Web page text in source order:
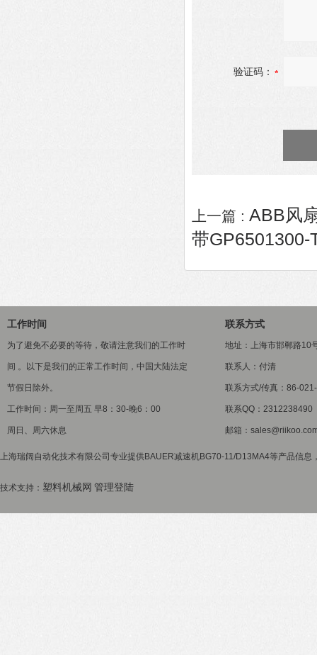
验证码：
上一篇 : ABB风
带GP6501300-
工作时间
为了避免不必要的等待，敬请注意我们的工作时
间 。以下是我们的正常工作时间，中国大陆法定
节假日除外。
工作时间：周一至周五 早8：30-晚6：00
周日、周六休息
联系方式
地址：上海市邯郸路10
联系人：付清
联系方式/传真：86-
联系QQ：2312238490
邮箱：
上海瑞阔自动化技术有限公司专业提供BAUER减速机BG70-11/D13MA4等产品信息
技术支持： 塑料机械网 管理登陆